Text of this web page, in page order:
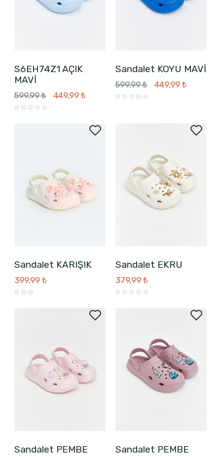
S6EH74Z1 AÇIK
MAVİ
599,99 ₺ 449,99 ₺
Sandalet KOYU MAVİ
599,99 ₺ 449,99 ₺
Sandalet KARIŞIK
399,99 ₺
Sandalet EKRU
379,99 ₺
Sandalet PEMBE Sandalet PEMBE